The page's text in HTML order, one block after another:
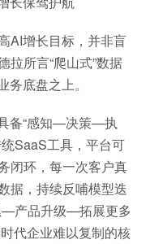
AI增长目标，并非盲
拉所言“爬山式”数据
底盘之上。
备“感知—决策—执
SaaS工具，平台可
闭环，每一次客户真
据，持续反哺模型迭
—产品升级—拓展更多
代企业难以复制的核